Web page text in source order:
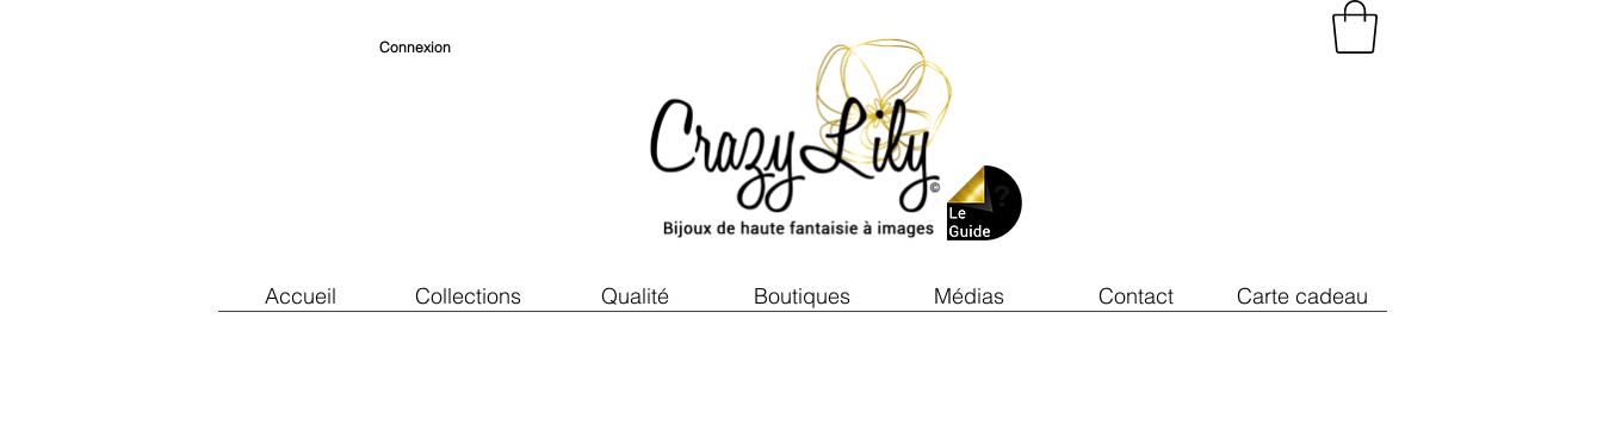
Accueil Collections Qualité Boutiques Médias Contact Carte cadeau
Connexion